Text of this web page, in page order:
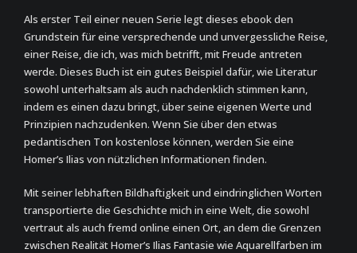
Als erster Teil einer neuen Serie legt dieses ebook den
Grundstein für eine versprechende und unvergessliche Reise,
einer Reise, die ich, was mich betrifft, mit Freude antreten
werde. Dieses Buch ist ein gutes Beispiel dafür, wie Literatur
sowohl unterhaltsam als auch nachdenklich stimmen kann,
indem es einen dazu bringt, über seine eigenen Werte und
Prinzipien nachzudenken. Wenn Sie über den etwas
pedantischen Ton kostenlose können, werden Sie eine
Homer’s Ilias von nützlichen Informationen finden.
Mit seiner lebhaften Bildhaftigkeit und eindringlichen Worten
transportierte die Geschichte mich in eine Welt, die sowohl
vertraut als auch fremd online einen Ort, an dem die Grenzen
zwischen Realität Homer’s Ilias Fantasie wie Aquarellfarben im